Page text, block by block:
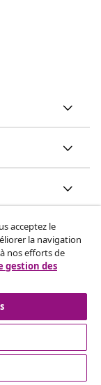
web de TM
acceptez le
la navigation
nos efforts de
gestion des